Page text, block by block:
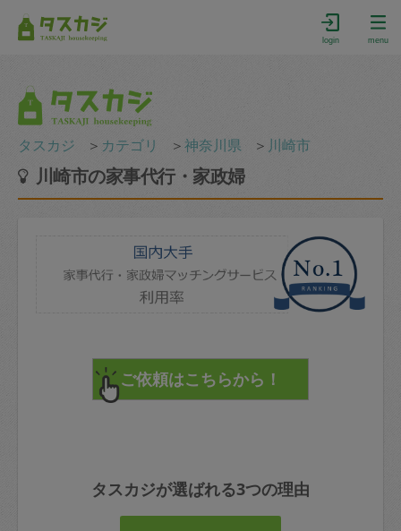
login menu
タスカジ ＞ カテゴリ ＞神奈川県 ＞ 川崎市
川崎市の家事代行・家政婦
タスカジが選ばれる3つの理由